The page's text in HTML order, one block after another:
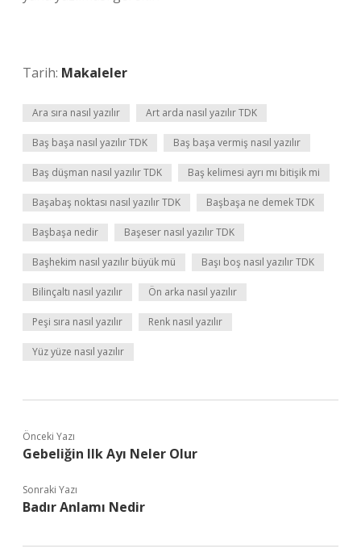
Tarih: Makaleler
Ara sıra nasıl yazılır Art arda nasıl yazılır TDK
Baş başa nasıl yazılır TDK Baş başa vermiş nasıl yazılır
Baş düşman nasıl yazılır TDK Baş kelimesi ayrı mı bitişik mi
Başabaş noktası nasıl yazılır TDK Başbaşa ne demek TDK
Başbaşa nedir Başeser nasıl yazılır TDK
Başhekim nasıl yazılır büyük mü Başı boş nasıl yazılır TDK
Bilinçaltı nasıl yazılır Ön arka nasıl yazılır
Peşi sıra nasıl yazılır Renk nasıl yazılır
Yüz yüze nasıl yazılır
Önceki Yazı
Gebeliğin Ilk Ayı Neler Olur
Sonraki Yazı
Badır Anlamı Nedir